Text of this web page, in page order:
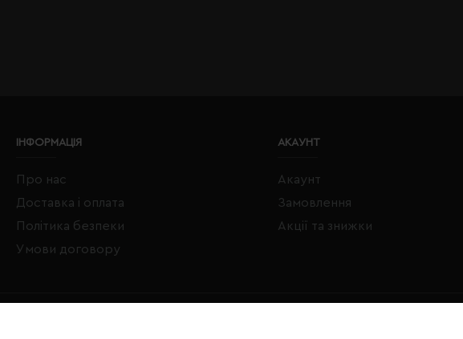
ІНФОРМАЦІЯ
Про нас
Доставка і оплата
Політика безпеки
Умови договору
АКАУНТ
Акаунт
Замовлення
Акції та знижки